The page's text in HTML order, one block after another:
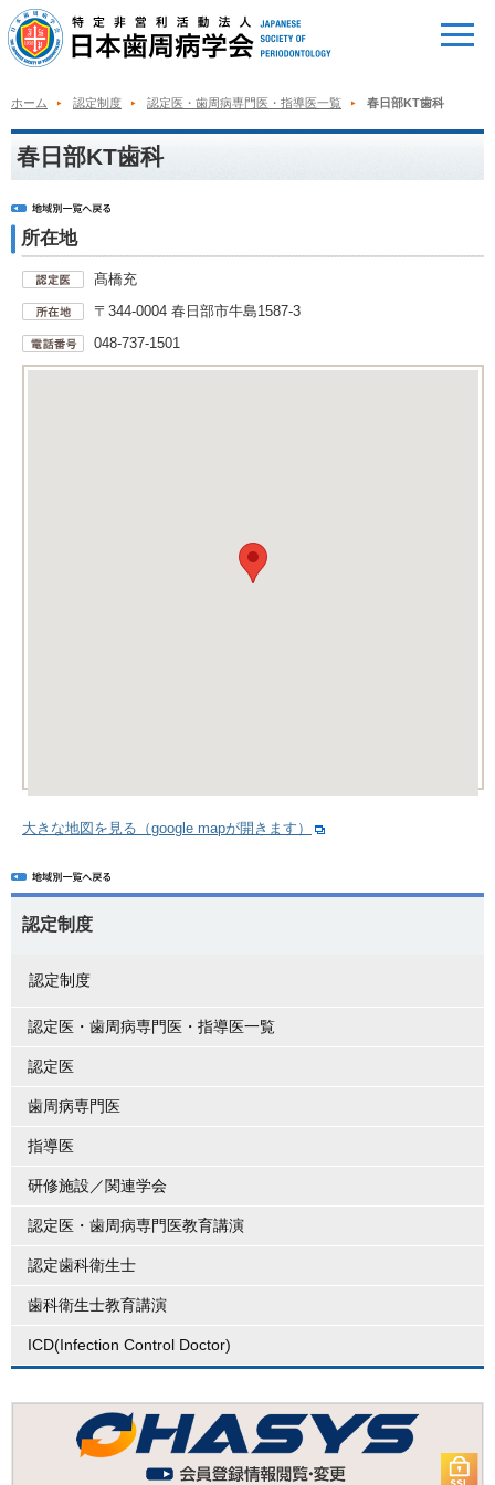
ホーム 認定制度 認定医・歯周病専門医・指導医一覧 春日部KT歯科
春日部KT歯科
所在地
髙橋充
〒344-0004 春日部市牛島1587-3
048-737-1501
大きな地図を見る（google mapが開きます）
認定制度
認定制度
認定医・歯周病専門医・指導医一覧
認定医
歯周病専門医
指導医
研修施設／関連学会
認定医・歯周病専門医教育講演
認定歯科衛生士
歯科衛生士教育講演
ICD(Infection Control Doctor)